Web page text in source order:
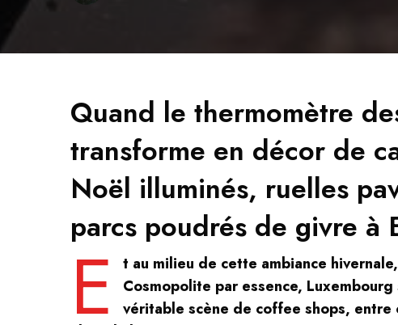
Quand le thermomètre
transforme en décor de
Noël illuminés, ruelles
parcs poudrés de givre
E
t au milieu de cette ambiance
Cosmopolite par essence,
véritable scène de coffee shops,